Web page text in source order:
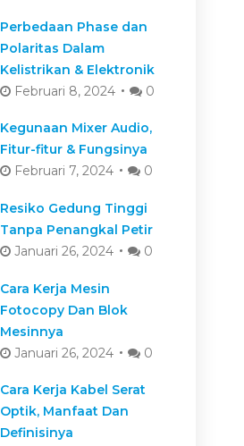
Perbedaan Phase dan
Polaritas Dalam
Kelistrikan & Elektronik
Februari 8, 2024
0
Kegunaan Mixer Audio,
Fitur-fitur & Fungsinya
Februari 7, 2024
0
Resiko Gedung Tinggi
Tanpa Penangkal Petir
Januari 26, 2024
0
Cara Kerja Mesin
Fotocopy Dan Blok
Mesinnya
Januari 26, 2024
0
Cara Kerja Kabel Serat
Optik, Manfaat Dan
Definisinya